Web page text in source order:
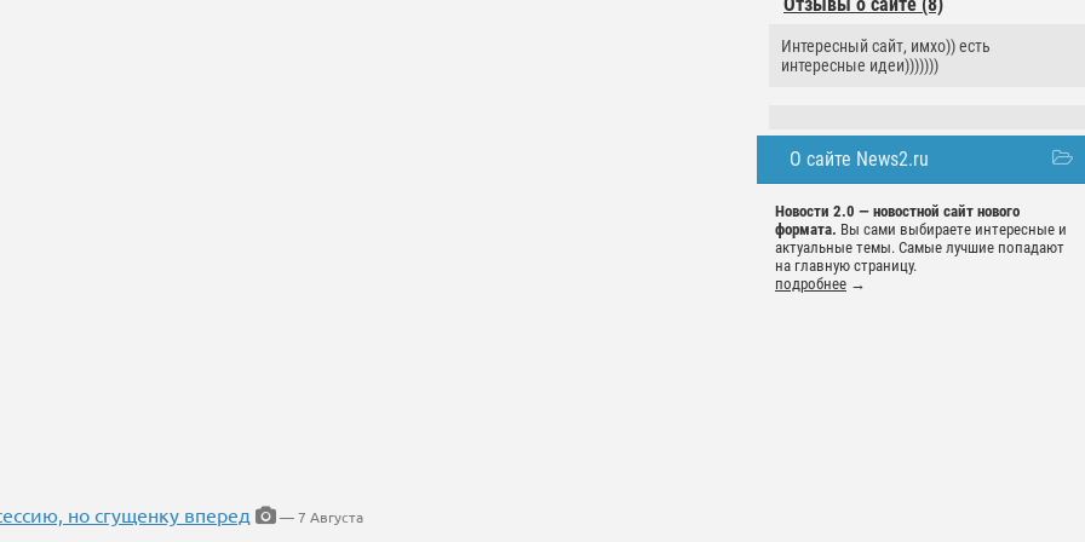
Интересный сайт, имхо)) есть
интересные идеи)))))))
О сайте News2.ru
Новости 2.0 — новостной сайт нового
формата. Вы сами выбираете интересные и
актуальные темы. Самые лучшие попадают
на главную страницу.
подробнее →
но сгущенку вперед — 7 Августа